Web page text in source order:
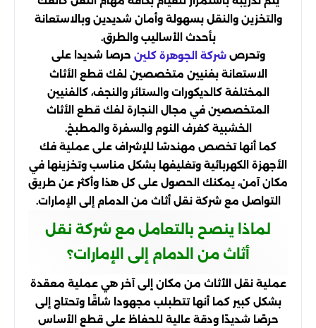
والتخزين والنقل بسهولة وأمان شديدين وبالاستعانة
بأحدث الأساليب والطرق.
وتحرصشركة الجوهرة كلين حرصا شديدا على
الاستعانة بفنيين متخصصين لفك قطع الأثاث
المختلفة كالديكورات والستائر والنجف، كالفنيين
المتخصصين في مجال النجارة لفك قطع الأثاث
الخشبية كغرف النوم والسفرة والمطبخ.
كما أنها تخصص مهندسًا للإشراف على عملية فك
الأجهزة الكهربائية وتغليفها بشكل مناسب وتخزينها في
مكان آمن، يمكنك الحصول على كل هذا وأكثر عن طريق
التواصل مع شركة نقل أثاث من الدمام إلى الإمارات.
لماذا ينصح بالتعامل مع شركة نقل
أثاث من الدمام إلى الإمارات؟
عملية نقل الأثاث من مكان إلى آخر هي عملية معقدة
بشكل كبير كما أنها تتطبلب مجهودا شاقًا وتحتاج إلى
حرصًا شديدًا ودقة عالية للحفاظ على قطع الأساس